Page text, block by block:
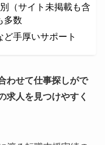
（サイト未掲載も含
多数
手厚いサポート
わせて仕事探しがで
求人を見つけやすく